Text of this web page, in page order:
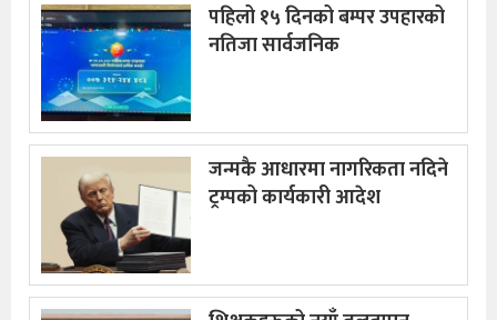
पहिलो १५ दिनको बम्पर उपहारको
नतिजा सार्वजनिक
जन्मकै आधारमा नागरिकता नदिने
ट्रम्पको कार्यकारी आदेश